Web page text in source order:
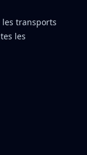
transports
les